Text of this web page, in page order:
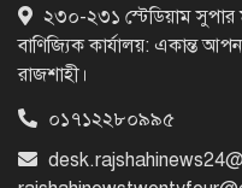
২৩০-২৩১ স্টেডিয়াম সুপার
বাণিজ্যিক কার্যালয়: একান্ত
রাজশাহী।
০১৭১২২৮০৯৯৫